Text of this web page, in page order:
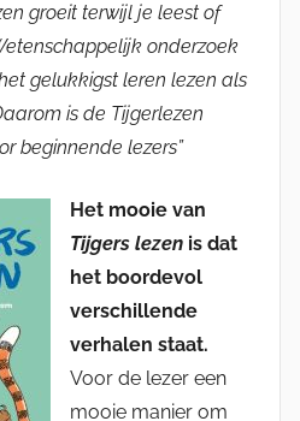
groeit terwijl je leest of
onderzoek
gelukkigst leren lezen als
is de Tijgerlezen
beginnende lezers”
Het mooie van
Tijgers lezen is dat
het boordevol
verschillende
verhalen staat.
Voor de lezer een
mooie manier om